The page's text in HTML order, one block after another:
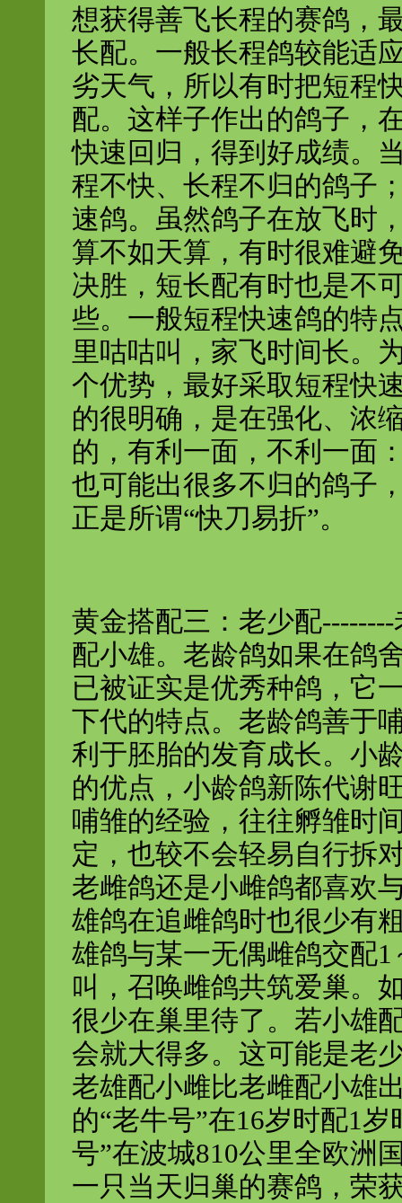
想获得善飞长程的赛鸽，
长配。一般长程鸽较能适
劣天气，所以有时把短程
配。这样子作出的鸽子，
快速回归，得到好成绩。
程不快、长程不归的鸽子
速鸽。虽然鸽子在放飞时
算不如天算，有时很难避
决胜，短长配有时也是不
些。一般短程快速鸽的特
里咕咕叫，家飞时间长。
个优势，最好采取短程快
的很明确，是在强化、浓
的，有利一面，不利一面
也可能出很多不归的鸽子
正是所谓“快刀易折”。
黄金搭配三：老少配
配小雄。老龄鸽如果在鸽
已被证实是优秀种鸽，它
下代的特点。老龄鸽善于
利于胚胎的发育成长。小
的优点，小龄鸽新陈代谢
哺雏的经验，往往孵雏时
定，也较不会轻易自行拆
老雌鸽还是小雌鸽都喜欢
雄鸽在追雌鸽时也很少有
雄鸽与某一无偶雌鸽交配
叫，召唤雌鸽共筑爱巢。
很少在巢里待了。若小雄
会就大得多。这可能是老
老雄配小雌比老雌配小雄
的“老牛号”在16岁时配1
号”在波城810公里全欧洲
一只当天归巢的赛鸽，荣